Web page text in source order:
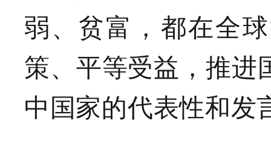
弱、贫富，都在全
策、平等受益，推进
中国家的代表性和发